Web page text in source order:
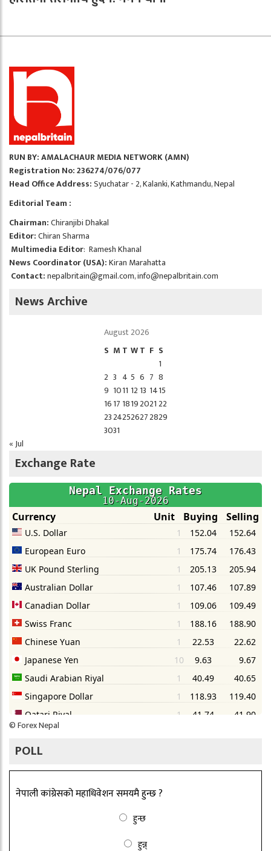
RUN BY: AMALACHAUR MEDIA NETWORK (AMN)
Registration No: 236274/076/077
Head Office Address:Syuchatar - 2, Kalanki, Kathmandu, Nepal
Editorial Team :
Chairman:Chiranjibi Dhakal
Editor:Chiran Sharma
Multimedia Editor: Ramesh Khanal
News Coordinator (USA):Kiran Marahatta
Contact:nepalbritain@gmail.com,info@nepalbritain.com
News Archive
August 2026
S M T WT F S
1
2 3 4 5 6 7 8
9 1011 12 13 1415
1617 1819202122
23242526272829
3031
« Jul
Exchange Rate
©Forex Nepal
POLL
नेपाली कांग्रेसको महाधिवेशन समयमै हुन्छ ?
हुन्छ
हुन्न्